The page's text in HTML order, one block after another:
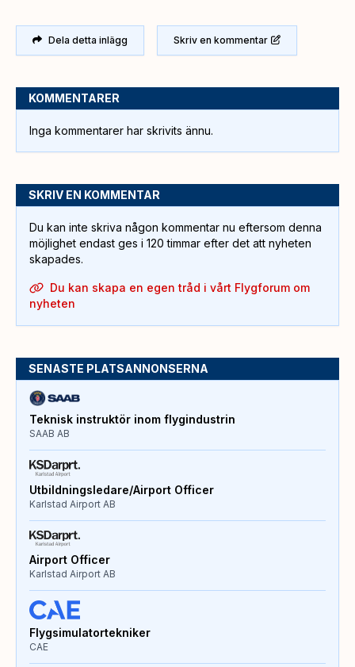
Dela detta inlägg Skriv en kommentar
KOMMENTARER
Inga kommentarer har skrivits ännu.
SKRIV EN KOMMENTAR
Du kan inte skriva någon kommentar nu eftersom denna
möjlighet endast ges i 120 timmar efter det att nyheten
skapades.
Du kan skapa en egen tråd i vårt Flygforum om
nyheten
SENASTE PLATSANNONSERNA
Teknisk instruktör inom flygindustrin
SAAB AB
Utbildningsledare/Airport Officer
Karlstad Airport AB
Airport Officer
Karlstad Airport AB
Flygsimulatortekniker
CAE